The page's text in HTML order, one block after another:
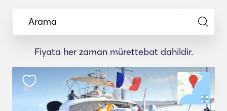
Arama
Fiyata her zaman mürettebat dahildir.